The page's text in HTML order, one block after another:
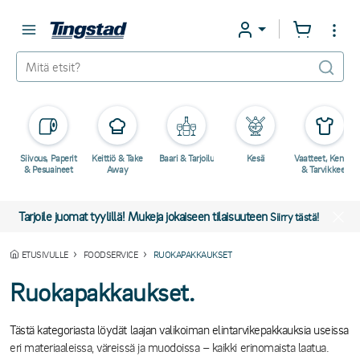
Siivous, Paperit
& Pesuaineet
Keittiö & Take
Away
Baari & Tarjoilu Kesä
Vaatteet, Kengät
& Tarvikkeet
Tarjoile juomat tyylillä! Mukeja jokaiseen tilaisuuteenSiirry tästä!
ETUSIVULLE FOODSERVICE RUOKAPAKKAUKSET
Ruokapakkaukset.
Tästä kategoriasta löydät laajan valikoiman elintarvikepakkauksia useissa
eri materiaaleissa, väreissä ja muodoissa – kaikki erinomaista laatua.